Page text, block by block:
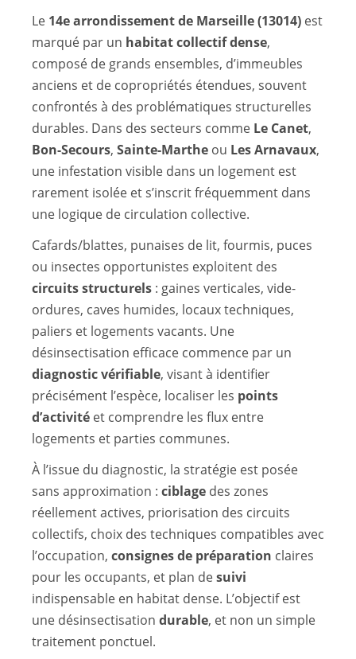
Le 14e arrondissement de Marseille (13014) est
marqué par un habitat collectif dense,
composé de grands ensembles, d’immeubles
anciens et de copropriétés étendues, souvent
confrontés à des problématiques structurelles
durables. Dans des secteurs comme Le Canet,
Bon-Secours, Sainte-Marthe ou Les Arnavaux,
une infestation visible dans un logement est
rarement isolée et s’inscrit fréquemment dans
une logique de circulation collective.
Cafards/blattes, punaises de lit, fourmis, puces
ou insectes opportunistes exploitent des
circuits structurels : gaines verticales, vide-
ordures, caves humides, locaux techniques,
paliers et logements vacants. Une
désinsectisation efficace commence par un
diagnostic vérifiable, visant à identifier
précisément l’espèce, localiser les points
d’activité et comprendre les flux entre
logements et parties communes.
À l’issue du diagnostic, la stratégie est posée
sans approximation : ciblage des zones
réellement actives, priorisation des circuits
collectifs, choix des techniques compatibles avec
l’occupation, consignes de préparation claires
pour les occupants, et plan desuivi
indispensable en habitat dense. L’objectif est
une désinsectisation durable, et non un simple
traitement ponctuel.